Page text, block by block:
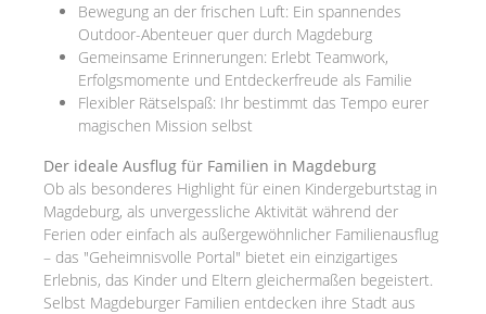
Bewegung an der frischen Luft: Ein spannendes
Outdoor-Abenteuer quer durch Magdeburg
Gemeinsame Erinnerungen: Erlebt Teamwork,
Erfolgsmomente und Entdeckerfreude als Familie
Flexibler Rätselspaß: Ihr bestimmt das Tempo eurer
magischen Mission selbst
Der ideale Ausflug für Familien in Magdeburg
Ob als besonderes Highlight für einen Kindergeburtstag in
Magdeburg, als unvergessliche Aktivität während der
Ferien oder einfach als außergewöhnlicher Familienausflug
– das "Geheimnisvolle Portal" bietet ein einzigartiges
Erlebnis, das Kinder und Eltern gleichermaßen begeistert.
Selbst Magdeburger Familien entdecken ihre Stadt aus